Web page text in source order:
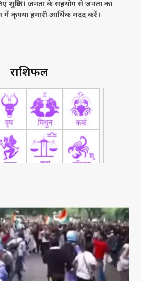
जनता के सहयोग से जनता का
में कृपया हमारी आर्थिक मदद करें।
राशिफल